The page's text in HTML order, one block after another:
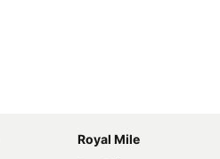
Royal Mile